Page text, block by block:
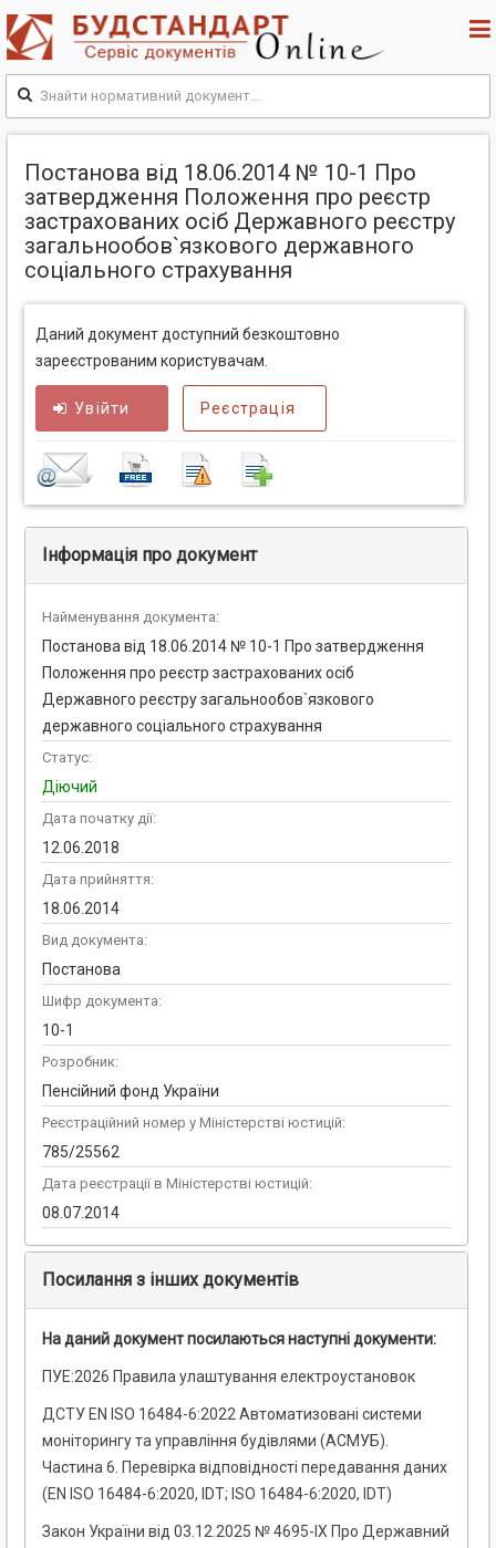
Постанова від 18.06.2014 № 10-1 Про
затвердження Положення про реєстр
застрахованих осіб Державного реєстру
загальнообов`язкового державного
соціального страхування
Даний документ доступний безкоштовно
зареєстрованим користувачам.
Увійти Реєстрація
Інформація про документ
Найменування документа:
Постанова від 18.06.2014 № 10-1 Про затвердження
Положення про реєстр застрахованих осіб
Державного реєстру загальнообов`язкового
державного соціального страхування
Статус:
Діючий
Дата початку дії:
12.06.2018
Дата прийняття:
18.06.2014
Вид документа:
Постанова
Шифр документа:
10-1
Розробник:
Пенсійний фонд України
Реєстраційний номер у Міністерстві юстицій:
785/25562
Дата реєстрації в Міністерстві юстицій:
08.07.2014
Посилання з інших документів
На даний документ посилаються наступні документи:
ПУЕ:2026 Правила улаштування електроустановок
ДСТУ EN ISO 16484-6:2022 Автоматизовані системи
моніторингу та управління будівлями (АСМУБ).
Частина 6. Перевірка відповідності передавання даних
(EN ISO 16484-6:2020, IDT; ISO 16484-6:2020, IDT)
Закон України від 03.12.2025 № 4695-IX Про Державний